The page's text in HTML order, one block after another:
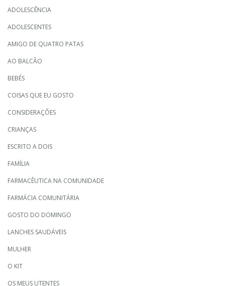
ADOLESCÊNCIA
ADOLESCENTES
AMIGO DE QUATRO PATAS
AO BALCÃO
BEBÉS
COISAS QUE EU GOSTO
CONSIDERAÇÕES
CRIANÇAS
ESCRITO A DOIS
FAMÍLIA
FARMACÊUTICA NA COMUNIDADE
FARMÁCIA COMUNITÁRIA
GOSTO DO DOMINGO
LANCHES SAUDÁVEIS
MULHER
O KIT
OS MEUS UTENTES